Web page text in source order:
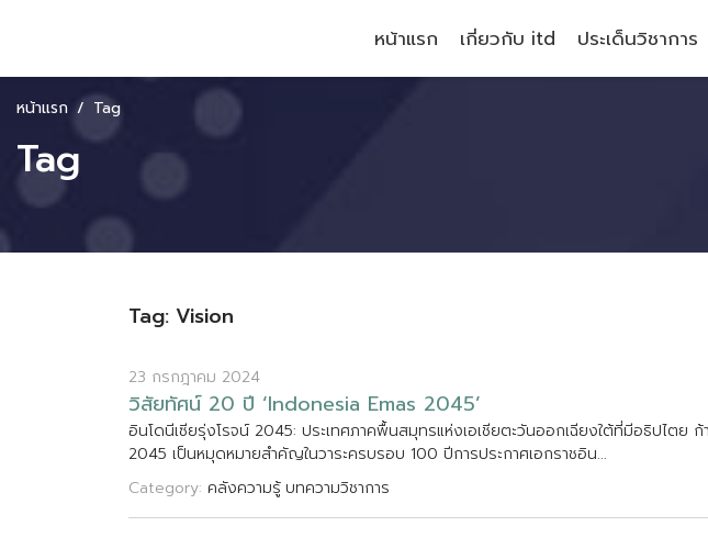
หน้าแรก เกี่ยวกับ itd ประเด็นวิชาการ
หน้าแรก Tag
Tag
Tag: Vision
23 กรกฎาคม 2024
วสยทศน 20 ป ‘Indonesia Emas 2045’
อนโดนเซยรงโรจน 2045: ประเทศภาคพนสมทรแหงเอเชยตะวนออกเฉยงใตทมอธปไตย กา
2045 เปนหมดหมายสคญในวาระครบรอบ 100 ปการประกาศเอกราชอน...
Category: คลังความรู้บทความวิชาการ